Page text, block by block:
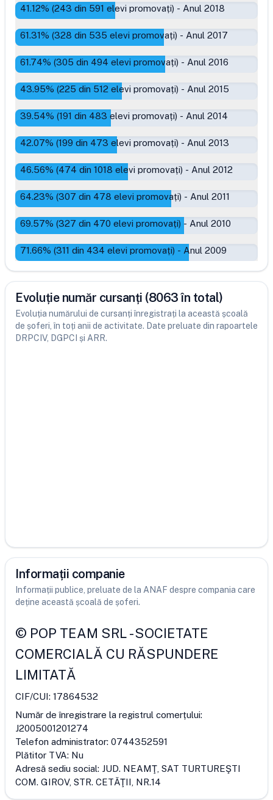
41.12% (243 din 591 elevi promovați) - Anul 2018
61.31% (328 din 535 elevi promovați) - Anul 2017
61.74% (305 din 494 elevi promovați) - Anul 2016
43.95% (225 din 512 elevi promovați) - Anul 2015
39.54% (191 din 483 elevi promovați) - Anul 2014
42.07% (199 din 473 elevi promovați) - Anul 2013
46.56% (474 din 1018 elevi promovați) - Anul 2012
64.23% (307 din 478 elevi promovați) - Anul 2011
69.57% (327 din 470 elevi promovați) - Anul 2010
71.66% (311 din 434 elevi promovați) - Anul 2009
Evoluție număr cursanți (8063 în total)
Evoluția numărului de cursanți înregistrați la această școală
de șoferi, în toți anii de activitate. Date preluate din rapoartele
DRPCIV, DGPCI și ARR.
Informații companie
Informații publice, preluate de la ANAF despre compania care
deține această școală de șoferi.
© POP TEAM SRL-SOCIETATE
COMERCIALĂ CU RĂSPUNDERE
LIMITATĂ
CIF/CUI: 17864532
Număr de înregistrare la registrul comerțului:
J2005001201274
Telefon administrator: 0744352591
Plătitor TVA: Nu
Adresă sediu social: JUD. NEAMŢ, SAT TURTUREŞTI
COM. GIROV, STR. CETĂŢII, NR.14